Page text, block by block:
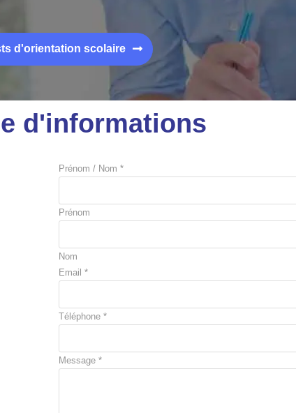
d'orientation scolaire
d'informations
Prénom / Nom *
Prénom
Nom
Email *
Téléphone *
Message *